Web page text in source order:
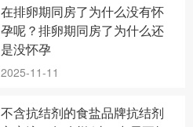
在排卵期同房了为什么没有怀
孕呢？排卵期同房了为什么还
是没怀孕
2025-11-11
不含抗结剂的食盐品牌抗结剂